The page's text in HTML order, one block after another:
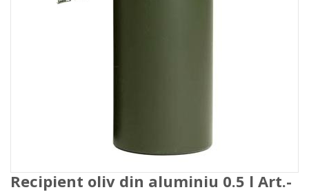
Recipient oliv din aluminiu 0.5 l Art.-